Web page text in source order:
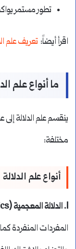
تطور مستمر
اقرأ أيضاً: تعريف علم
ما أنواع علم
ينقسم علم الدلالة
مختلفة:
أنواع علم الدلالة
1. الدلالة المعجمية (Lexical Semantics):
المفردات المنفردة